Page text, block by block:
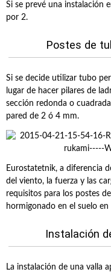
Si se prevé una instalación
por 2.
Postes de
Si se decide utilizar tubo
lugar de hacer pilares de
sección redonda o
pared de 2 ó 4 mm.
Eurostatetnik, a diferencia
del viento, la fuerza y las
requisitos para los postes
hormigonado en el suelo
Instalación
La instalación de una valla